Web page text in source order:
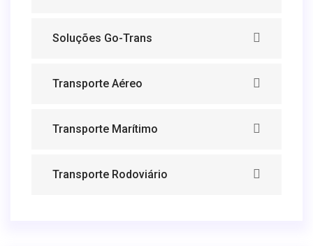
Soluções Go-Trans
Transporte Aéreo
Transporte Marítimo
Transporte Rodoviário